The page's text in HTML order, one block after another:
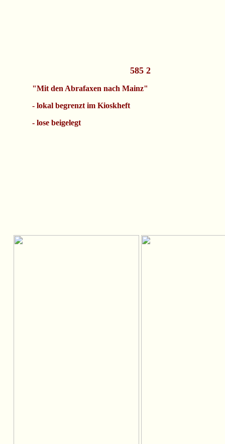
585 2
"Mit den Abrafaxen nach Mainz"
- lokal begrenzt im Kioskheft
- lose beigelegt